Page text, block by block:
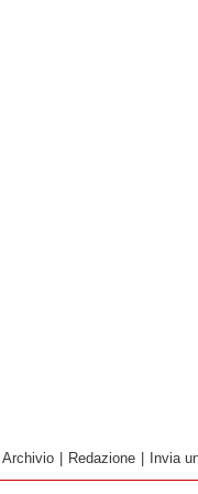
Archivio Redazione Invia